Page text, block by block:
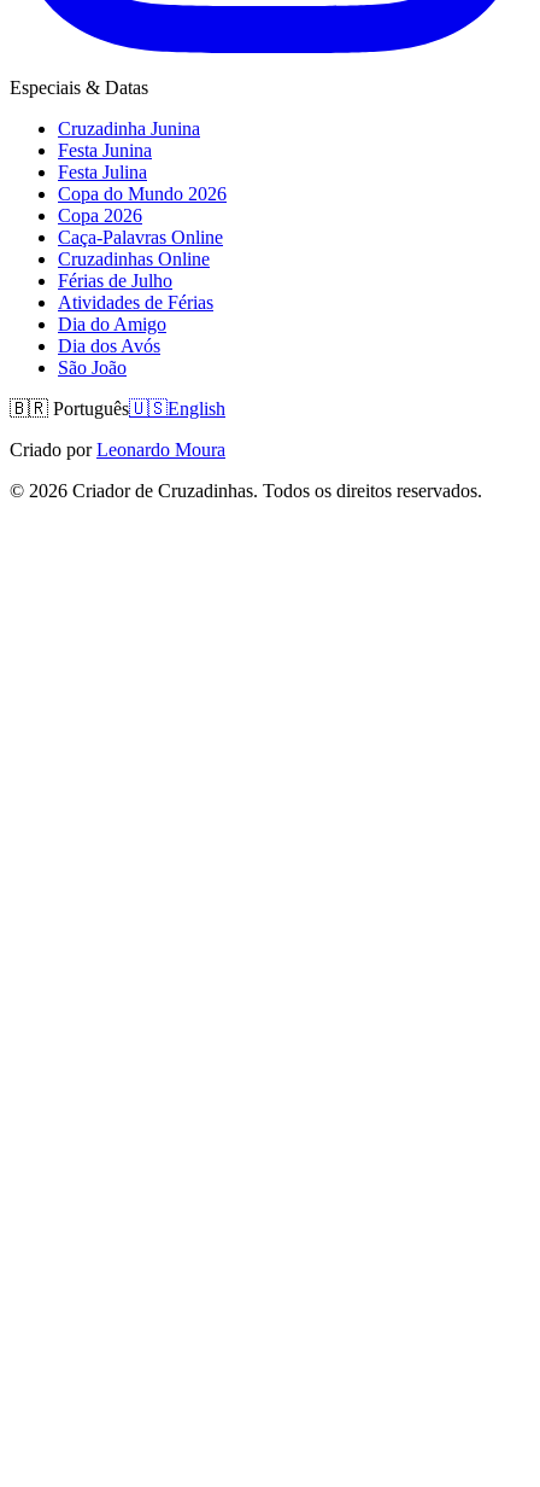
Especiais & Datas
Cruzadinha Junina
Festa Junina
Festa Julina
Copa do Mundo 2026
Copa 2026
Caça-Palavras Online
Cruzadinhas Online
Férias de Julho
Atividades de Férias
Dia do Amigo
Dia dos Avós
São João
🇧🇷 Português🇺🇸English
Criado por Leonardo Moura
© 2026 Criador de Cruzadinhas. Todos os direitos reservados.